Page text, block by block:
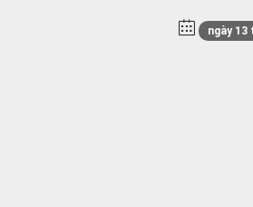
ngày 13